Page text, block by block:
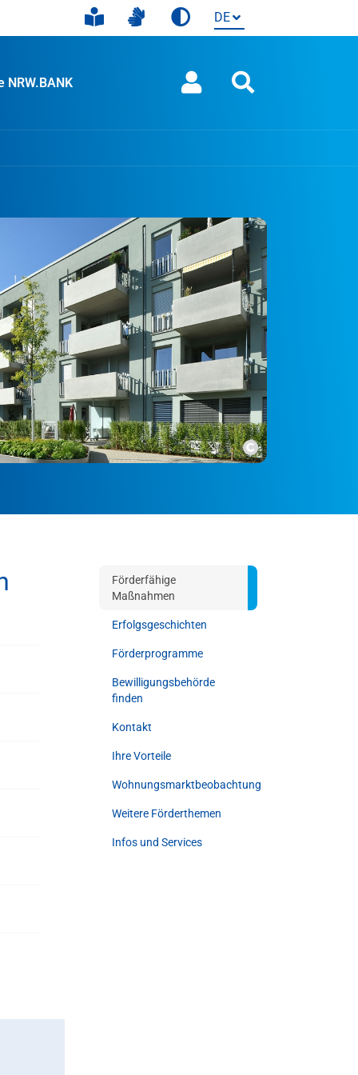
NRW.BANK
Copyright
Förderfähige
Maßnahmen
Erfolgsgeschichten
Förderprogramme
Bewilligungsbehörde
finden
Kontakt
Ihre Vorteile
Wohnungsmarktbeobachtung
Weitere Förderthemen
Infos und Services